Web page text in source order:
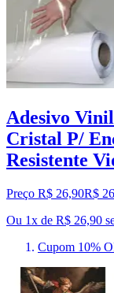
Adesivo
Cristal P/
Resistente
Preço R$ 26,90R$ 26
Ou 1x de R$ 26,90
Cupom 10%